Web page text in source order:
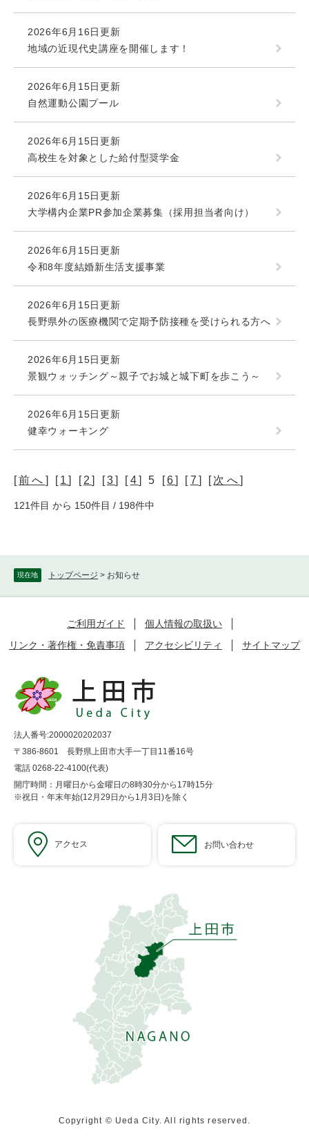
現在地 トップページ > お知らせ
2026年6月16日更新
地域の近現代史講座を開催します！
2026年6月15日更新
自然運動公園プール
2026年6月15日更新
高校生を対象とした給付型奨学金
2026年6月15日更新
大学構内企業PR参加企業募集（採用担当者向け）
2026年6月15日更新
令和8年度結婚新生活支援事業
2026年6月15日更新
長野県外の医療機関で定期予防接種を受けられる方へ
2026年6月15日更新
景観ウォッチング～親子でお城と城下町を歩こう～
2026年6月15日更新
健幸ウォーキング
[前へ ] [1] [2] [3] [4] 5 [6] [7 ] [次へ]
121件目 から 150件目 / 198件中
ご利用ガイド
個人情報の取扱い
リンク・著作権・免責事項
アクセシビリティ サイトマップ
法人番号:2000020202037
〒386-8601 長野県上田市大手一丁目11番16号
電話 0268-22-4100(代表)
開庁時間：月曜日から金曜日の8時30分から17時15分
※祝日・年末年始(12月29日から1月3日)を除く
アクセス お問い合わせ
Copyright © Ueda City. All rights reserved.